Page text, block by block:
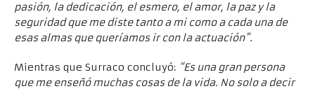
pasión, la dedicación, el esmero, el amor, la paz y la
seguridad que me diste tanto a mi como a cada una de
esas almas que queríamos ir con la actuación”.
Mientras que Surraco concluyó: “Es una gran persona
que me enseñó muchas cosas de la vida. No solo a decir